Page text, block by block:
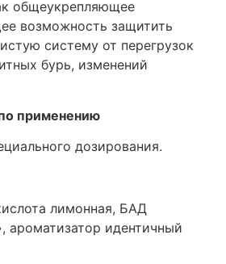
общеукрепляющее
возможность защитить
систему от перегрузок
бурь, изменений
применению
дозирования.
лимонная, БАД
ароматизатор идентичный